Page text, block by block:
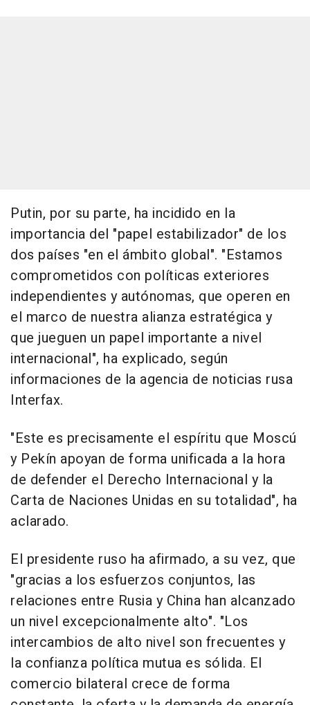
Putin, por su parte, ha incidido en la
importancia del "papel estabilizador" de los
dos países "en el ámbito global". "Estamos
comprometidos con políticas exteriores
independientes y autónomas, que operen en
el marco de nuestra alianza estratégica y
que jueguen un papel importante a nivel
internacional", ha explicado, según
informaciones de la agencia de noticias rusa
Interfax.
"Este es precisamente el espíritu que Moscú
y Pekín apoyan de forma unificada a la hora
de defender el Derecho Internacional y la
Carta de Naciones Unidas en su totalidad", ha
aclarado.
El presidente ruso ha afirmado, a su vez, que
"gracias a los esfuerzos conjuntos, las
relaciones entre Rusia y China han alcanzado
un nivel excepcionalmente alto". "Los
intercambios de alto nivel son frecuentes y
la confianza política mutua es sólida. El
comercio bilateral crece de forma